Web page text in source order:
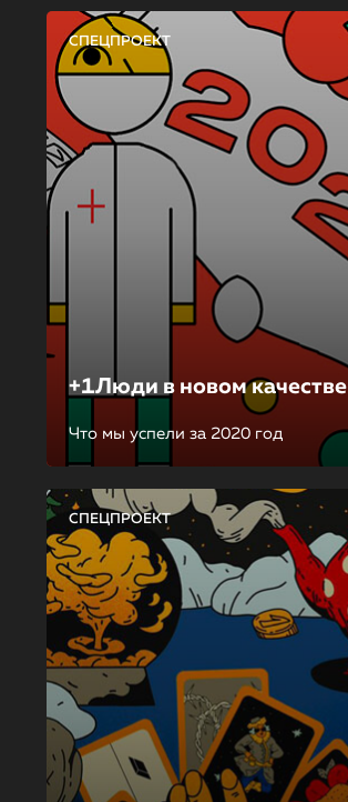
СПЕЦПРОЕКТ
+1Люди в новом качестве
Что мы успели за 2020 год
СПЕЦПРОЕКТ